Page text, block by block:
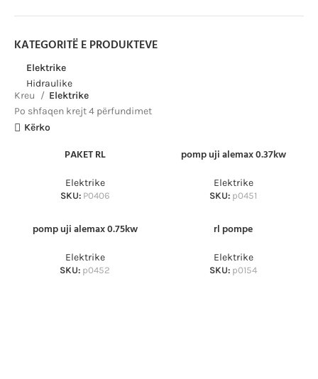
KATEGORITË E PRODUKTEVE
Elektrike
Hidraulike
Kreu
Elektrike
Po shfaqen krejt 4 përfundimet
Kërko
PAKET RL
Elektrike
SKU: P0406
pomp uji alemax 0.37kw
Elektrike
SKU: p0451
pomp uji alemax 0.75kw
Elektrike
SKU: p0452
rl pompe
Elektrike
SKU: p0154